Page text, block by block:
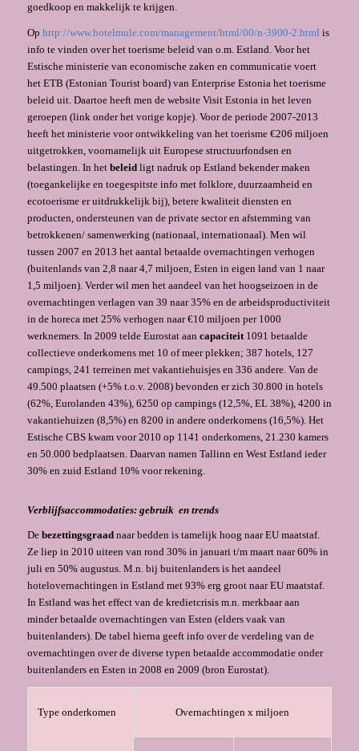
goedkoop en makkelijk te krijgen.
Op http://www.hotelmule.com/management/html/00/n-3900-2.html is
info te vinden over het toerisme beleid van o.m. Estland. Voor het
Estische ministerie van economische zaken en communicatie voert
het ETB (Estonian Tourist board) van Enterprise Estonia het toerisme
beleid uit. Daartoe heeft men de website Visit Estonia in het leven
geroepen (link onder het vorige kopje). Voor de periode 2007-2013
heeft het ministerie voor ontwikkeling van het toerisme €206 miljoen
uitgetrokken, voornamelijk uit Europese structuurfondsen en
belastingen. In het beleidligt nadruk op Estland bekender maken
(toegankelijke en toegespitste info met folklore, duurzaamheid en
ecotoerisme er uitdrukkelijk bij), betere kwaliteit diensten en
producten, ondersteunen van de private sector en afstemming van
betrokkenen/ samenwerking (nationaal, internationaal). Men wil
tussen 2007 en 2013 het aantal betaalde overnachtingen verhogen
(buitenlands van 2,8 naar 4,7 miljoen, Esten in eigen land van 1 naar
1,5 miljoen). Verder wil men het aandeel van het hoogseizoen in de
overnachtingen verlagen van 39 naar 35% en de arbeidsproductiviteit
in de horeca met 25% verhogen naar €10 miljoen per 1000
werknemers. In 2009 telde Eurostat aan capaciteit1091 betaalde
collectieve onderkomens met 10 of meer plekken; 387 hotels, 127
campings, 241 terreinen met vakantiehuisjes en 336 andere. Van de
49.500 plaatsen (+5% t.o.v. 2008) bevonden er zich 30.800 in hotels
(62%, Eurolanden 43%), 6250 op campings (12,5%, EL 38%), 4200 in
vakantiehuizen (8,5%) en 8200 in andere onderkomens (16,5%). Het
Estische CBS kwam voor 2010 op 1141 onderkomens, 21.230 kamers
en 50.000 bedplaatsen. Daarvan namen Tallinn en West Estland ieder
30% en zuid Estland 10% voor rekening.
Verblijfsaccommodaties: gebruik en trends
De bezettingsgraadnaar bedden is tamelijk hoog naar EU maatstaf.
Ze liep in 2010 uiteen van rond 30% in januari t/m maart naar 60% in
juli en 50% augustus. M.n. bij buitenlanders is het aandeel
hotelovernachtingen in Estland met 93% erg groot naar EU maatstaf.
In Estland was het effect van de kredietcrisis m.n. merkbaar aan
minder betaalde overnachtingen van Esten (elders vaak van
buitenlanders). De tabel hierna geeft info over de verdeling van de
overnachtingen over de diverse typen betaalde accommodatie onder
buitenlanders en Esten in 2008 en 2009 (bron Eurostat).
Type onderkomen Overnachtingen x miljoen